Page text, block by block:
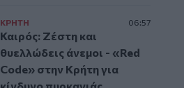
ΚΡΗΤΗ 06:57
Καιρός: Ζέστη και
θυελλώδεις άνεμοι - «Red
Code» στην Κρήτη για